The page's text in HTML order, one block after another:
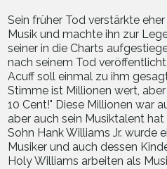
Sein früher Tod verstärkte
Musik und machte ihn zur
seiner in die Charts
nach seinem Tod
Acuff soll einmal zu ihm
Stimme ist Millionen wert,
10 Cent!" Diese Millionen war
aber auch sein Musiktalent
Sohn Hank Williams Jr. wurde
Musiker und auch dessen
Holy Williams arbeiten als